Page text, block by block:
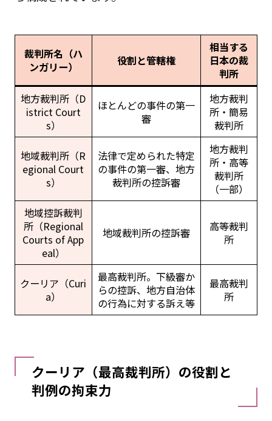
裁判所名（ハ
ンガリー）
役割と管轄権
相当する
日本の裁
判所
地方裁判所（D
istrict Court
s）
ほとんどの事件の第一
審
地方裁判
所・簡易
裁判所
地域裁判所（R
egional Court
s）
法律で定められた特定
の事件の第一審、地方
裁判所の控訴審
地方裁判
所・高等
裁判所
（一部）
地域控訴裁判
所（Regional
Courts of App
eal）
地域裁判所の控訴審
高等裁判
所
クーリア（Curi
a）
最高裁判所。下級審か
らの控訴、地方自治体
の行為に対する訴え等
最高裁判
所
クーリア（最高裁判所）の役割と
判例の拘束力